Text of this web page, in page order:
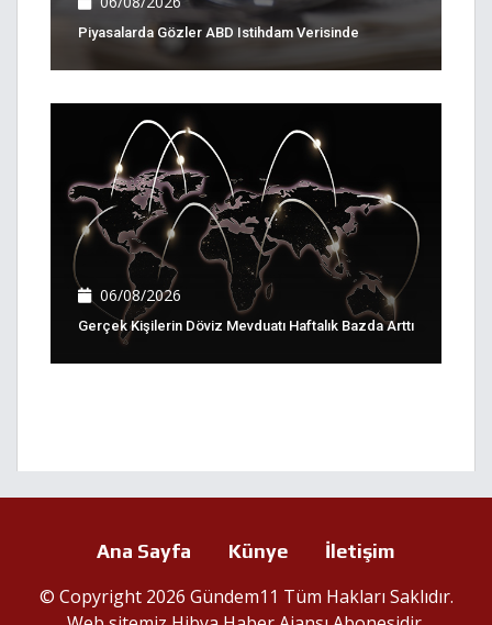
Piyasalarda Gözler ABD Istihdam Verisinde
06/08/2026
Gerçek Kişilerin Döviz Mevduatı Haftalık Bazda Arttı
Ana Sayfa Künye İletişim
© Copyright 2026 Gündem11 Tüm Hakları Saklıdır.